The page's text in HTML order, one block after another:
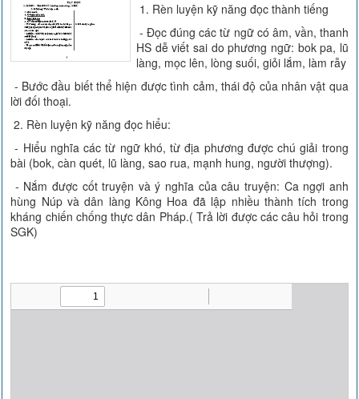
1. Rèn luyện kỹ năng đọc thành tiếng
- Đọc đúng các từ ngữ có âm, vần, thanh
HS dễ viết sai do phương ngữ: bok pa, lũ
làng, mọc lên, lòng suối, giỏi lắm, làm rẫy
- Bước đầu biết thể hiện được tình cảm, thái độ của nhân vật qua
lời đối thoại.
2. Rèn luyện kỹ năng đọc hiểu:
- Hiểu nghĩa các từ ngữ khó, từ địa phương được chú giải trong
bài (bok, càn quét, lũ làng, sao rua, mạnh hung, người thượng).
- Nắm được cốt truyện và ý nghĩa của câu truyện: Ca ngợi anh
hùng Núp và dân làng Kông Hoa đã lập nhiều thành tích trong
kháng chiến chống thực dân Pháp.( Trả lời được các câu hỏi trong
SGK)